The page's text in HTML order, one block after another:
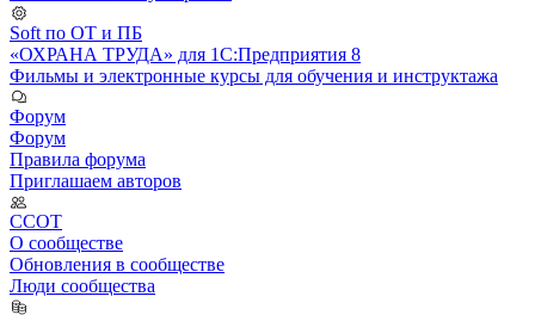
Soft по ОТ и ПБ
«ОХРАНА ТРУДА» для 1С:Предприятия 8
Фильмы и электронные курсы для обучения и инструктажа
Форум
Форум
Правила форума
Приглашаем авторов
ССОТ
О сообществе
Обновления в сообществе
Люди сообщества